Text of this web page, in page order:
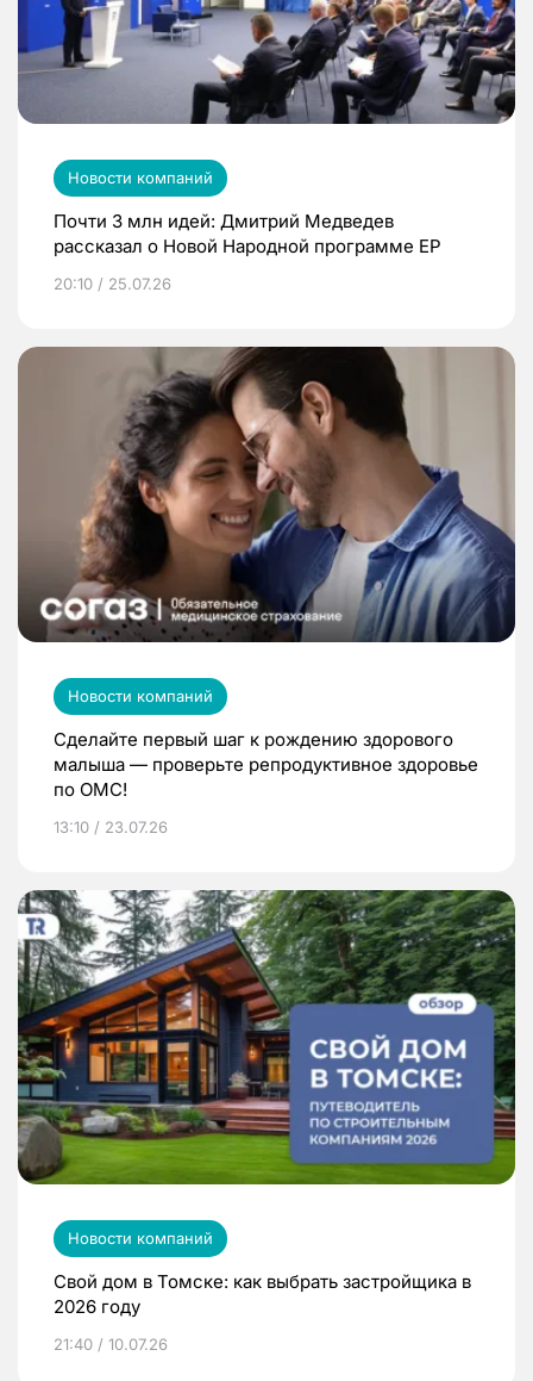
Новости компаний
Почти 3 млн идей: Дмитрий Медведев
рассказал о Новой Народной программе ЕР
20:10 / 25.07.26
Новости компаний
Сделайте первый шаг к рождению здорового
малыша — проверьте репродуктивное здоровье
по ОМС!
13:10 / 23.07.26
Новости компаний
Свой дом в Томске: как выбрать застройщика в
2026 году
21:40 / 10.07.26